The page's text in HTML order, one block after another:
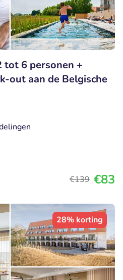
tot 6 personen +
out aan de Belgische
€139 €83
28% korting